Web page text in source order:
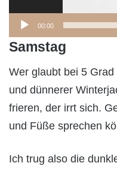
00:00
Samstag
Wer glaubt bei 5
und dünnerer
frieren, der irrt sich.
und Füße sprechen
Ich trug also die